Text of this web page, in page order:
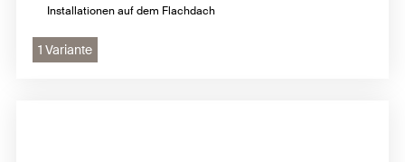
Installationen auf dem Flachdach
1 Variante